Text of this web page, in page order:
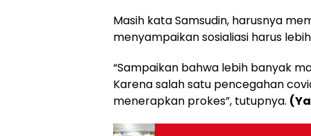
Masih kata Samsudin, harusnya
menyampaikan sosialiasi harus
“Sampaikan bahwa lebih banyak
Karena salah satu pencegahan
menerapkan prokes”, tutupnya.